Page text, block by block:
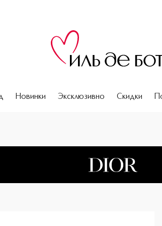
Новинки Эксклюзивно Скидки